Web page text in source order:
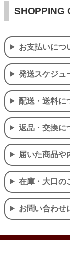
SHOPPING
お支払いにつ
発送スケジュ
配送・送料に
返品・交換に
届いた商品や
在庫・大口の
お問い合わせ